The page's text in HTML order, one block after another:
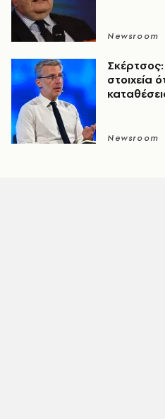
Newsroom
στοιχεία
Newsroom